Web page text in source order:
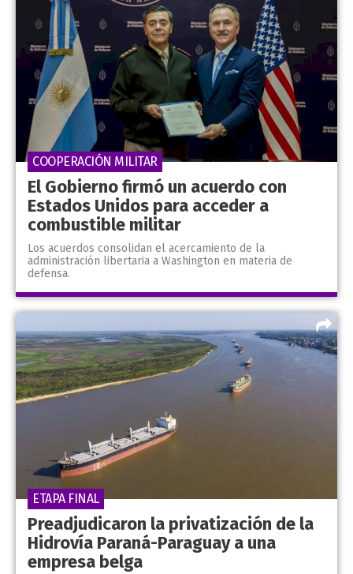
El Gobierno firmó un acuerdo con
Estados Unidos para acceder a
combustible militar
Los acuerdos consolidan el acercamiento de la
administración libertaria a Washington en materia de
defensa.
COOPERACIÓN MILITAR
Preadjudicaron la privatización de la
Hidrovía Paraná-Paraguay a una
empresa belga
ETAPA FINAL